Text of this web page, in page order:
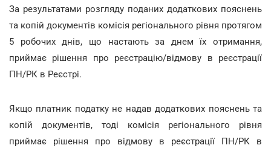
За результатами розгляду поданих додаткових пояснень
та копій документів комісія регіонального рівня протягом
5 робочих днів, що настають за днем їх отримання,
приймає рішення про реєстрацію/відмову в реєстрації
ПН/РК в Реєстрі.
Якщо платник податку не надав додаткових пояснень та
копій документів, тоді комісія регіонального рівня
приймає рішення про відмову в реєстрації ПН/РК в